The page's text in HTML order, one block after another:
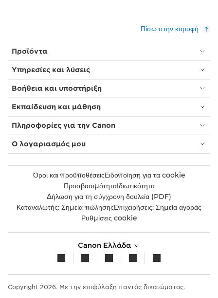
Πίσω στην κορυφή
Προϊόντα
Υπηρεσίες και λύσεις
Βοήθεια και υποστήριξη
Εκπαίδευση και μάθηση
Πληροφορίες για την Canon
Ο λογαριασμός μου
Όροι και προϋποθέσειςΕιδοποίηση για τα cookie
ΠροσβασιμότηταΙδιωτικότητα
Δήλωση για τη σύγχρονη δουλεία (PDF)
Καταναλωτής: Σημεία πώλησηςΕπιχειρήσεις: Σημεία αγοράς
Ρυθμίσεις cookie
Canon Ελλάδα
Copyright 2026. Με την επιφύλαξη παντός δικαιώματος.